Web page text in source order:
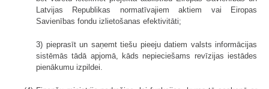
Latvijas Republikas normatīvajiem aktiem vai Eiropas
Savienības fondu izlietošanas efektivitāti;
3) pieprasīt un saņemt tiešu pieeju datiem valsts informācijas
sistēmās tādā apjomā, kāds nepieciešams revīzijas iestādes
pienākumu izpildei.